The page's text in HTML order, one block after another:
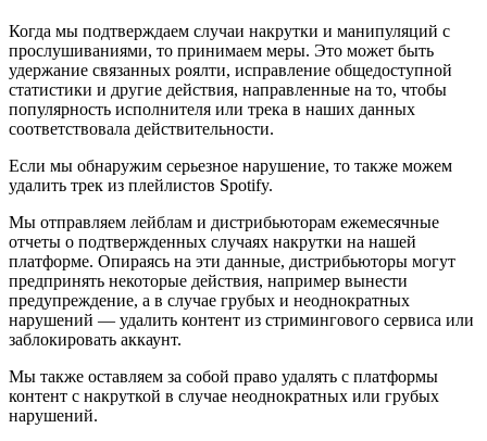
Когда мы подтверждаем случаи накрутки и манипуляций с
прослушиваниями, то принимаем меры. Это может быть
удержание связанных роялти, исправление общедоступной
статистики и другие действия, направленные на то, чтобы
популярность исполнителя или трека в наших данных
соответствовала действительности.
Если мы обнаружим серьезное нарушение, то также можем
удалить трек из плейлистов Spotify.
Мы отправляем лейблам и дистрибьюторам ежемесячные
отчеты о подтвержденных случаях накрутки на нашей
платформе. Опираясь на эти данные, дистрибьюторы могут
предпринять некоторые действия, например вынести
предупреждение, а в случае грубых и неоднократных
нарушений — удалить контент из стримингового сервиса или
заблокировать аккаунт.
Мы также оставляем за собой право удалять с платформы
контент с накруткой в случае неоднократных или грубых
нарушений.